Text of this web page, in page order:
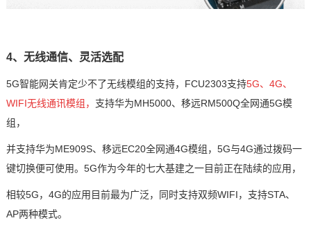
4、 无线通信、灵活选配
5G智能网关肯定少不了无线模组的支持，FCU2303支持5G、4G、
WIFI无线通讯模组， 支持华为MH5000、移远RM500Q全网通5G模
组 ，
并支持华为ME909S、移远EC20全网通4G模组，5G与4G通过拨码一
键切换便可使用。5G作为今年的七大基建之一目前正在陆续的应用，
相较5G，4G的应用目前最为广泛，同时支持双频WIFI，支持STA、
AP两种模式。